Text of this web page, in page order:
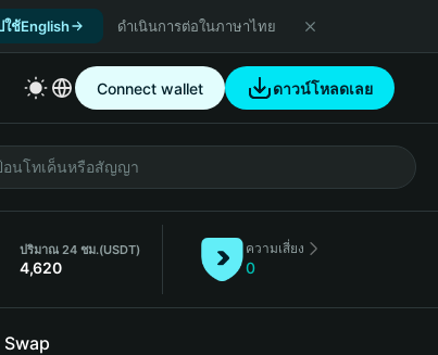
ใช้English ดำเนินการต่อในภาษาไทย
Connect wallet ดาวน์โหลดเลย
ปริมาณ 24 ชม.(USDT)
4,620
ความเสี่ยง
0
Swap